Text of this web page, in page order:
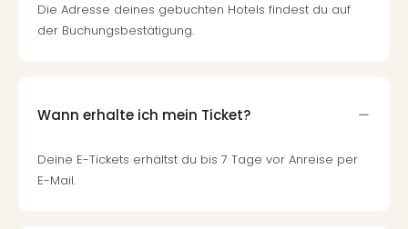
Die Adresse deines gebuchten Hotels findest du auf
der Buchungsbestätigung.
Wann erhalte ich mein Ticket?
Deine E-Tickets erhältst du bis 7 Tage vor Anreise per
E-Mail.